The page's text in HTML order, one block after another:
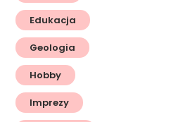
Edukacja
Geologia
Hobby
Imprezy